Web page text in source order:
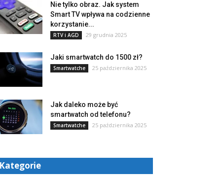
Nie tylko obraz. Jak system
Smart TV wpływa na codzienne
korzystanie...
RTV i AGD 29 grudnia 2025
Jaki smartwatch do 1500 zł?
Smartwatche 25 października 2025
Jak daleko może być
smartwatch od telefonu?
Smartwatche 25 października 2025
Kategorie